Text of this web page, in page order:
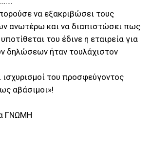
να εξακριβώσει τους
ανωτέρω και να διαπιστώσει πως
του έδινε η εταιρεία για
δηλώσεων ήταν τουλάχιστον
ισχυρισμοί του προσφεύγοντος
αβάσιμοι»!
ΓΝΩΜΗ